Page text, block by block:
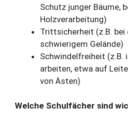
Schutz junger Bäume,
Holzverarbeitung)
Trittsicherheit (z.B. bei
schwierigem Gelände)
Schwindelfreiheit (z.B.
arbeiten, etwa auf
von Ästen)
Welche Schulfächer sind